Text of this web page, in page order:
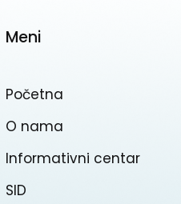
Meni
Početna
O nama
Informativni centar
SID